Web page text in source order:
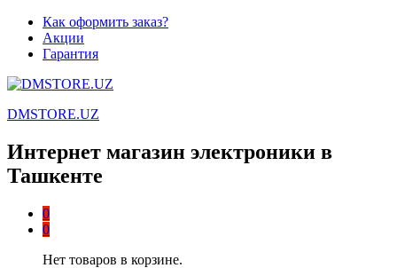
Как оформить заказ?
Акции
Гарантия
DMSTORE.UZ
Интернет магазин электроники в
Ташкенте
0
0
Нет товаров в корзине.